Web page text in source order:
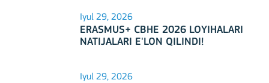
Iyul 29, 2026
ERASMUS+ CBHE 2026 LOYIHALARI
NATIJALARI E'LON QILINDI!
Iyul 29, 2026